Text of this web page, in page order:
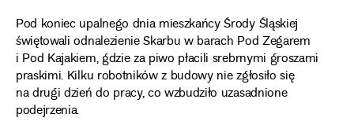
Pod koniec upalnego dnia mieszkańcy Środy Śląskiej
świętowali odnalezienie Skarbu w barach Pod Zegarem
i Pod Kajakiem, gdzie za piwo płacili srebrnymi groszami
praskimi. Kilku robotników z budowy nie zgłosiło się
na drugi dzień do pracy, co wzbudziło uzasadnione
podejrzenia.